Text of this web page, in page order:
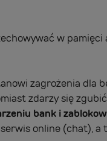
w pamięci
zagrożenia dla
zdarzy się
bank i
online (chat), a